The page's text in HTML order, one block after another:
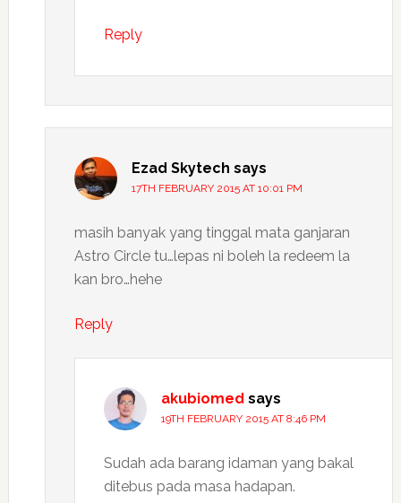
Reply
Ezad Skytech says
17TH FEBRUARY 2015 AT 10:01 PM
masih banyak yang tinggal mata ganjaran
Astro Circle tu…lepas ni boleh la redeem la
kan bro…hehe
Reply
akubiomed says
19TH FEBRUARY 2015 AT 8:46 PM
Sudah ada barang idaman yang bakal
ditebus pada masa hadapan.